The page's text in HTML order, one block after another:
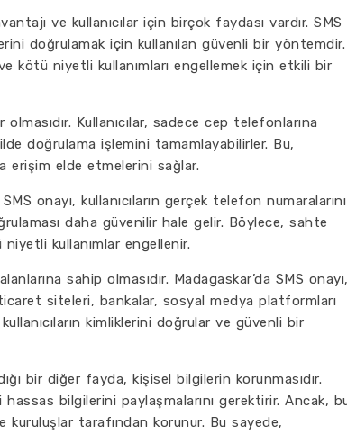
ve kullanıcılar için birçok faydası vardır. SMS
doğrulamak için kullanılan güvenli bir yöntemdir.
kötü niyetli kullanımları engellemek için etkili bir
Kullanıcılar, sadece cep telefonlarına
doğrulama işlemini tamamlayabilirler. Bu,
erişim elde etmelerini sağlar.
onayı, kullanıcıların gerçek telefon numaralarını
daha güvenilir hale gelir. Böylece, sahte
kullanımlar engellenir.
sahip olmasıdır. Madagaskar’da SMS
siteleri, bankalar, sosyal medya platformları
kimliklerini doğrular ve güvenli bir
bir diğer fayda, kişisel bilgilerin korunmasıdır.
hassas bilgilerini paylaşmalarını gerektirir. Ancak,
kuruluşlar tarafından korunur. Bu sayede,